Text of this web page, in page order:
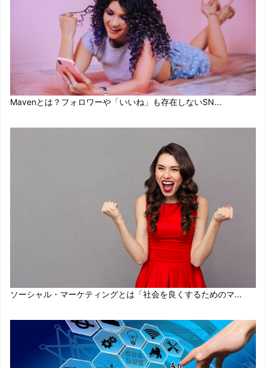
Mavenとは？フォロワーや「いいね」も存在しないSN...
ソーシャル・マーケティングとは「社会を良くするためのマ...